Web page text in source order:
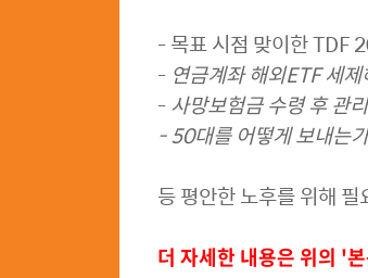
- 목표 시점 맞이한 TDF
- 연금계좌 해외ETF 세
- 사망보험금 수령 후 관
- 50대를 어떻게 보내는
등 평안한 노후를 위해
더 자세한 내용은 위의 '